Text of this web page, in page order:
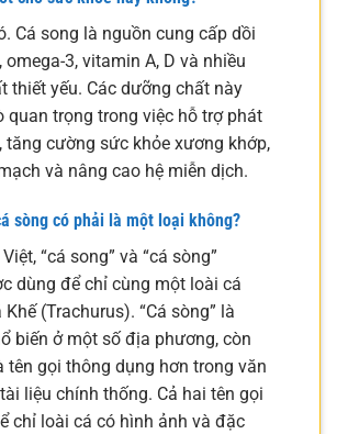
Cá song là nguồn cung cấp dồi
omega-3, vitamin A, D và nhiều
thiết yếu. Các dưỡng chất này
quan trọng trong việc hỗ trợ phát
tăng cường sức khỏe xương khớp,
và nâng cao hệ miễn dịch.
sòng có phải là một loại không?
“cá song” và “cá sòng”
dùng để chỉ cùng một loài cá
(Trachurus). “Cá sòng” là
biến ở một số địa phương, còn
tên gọi thông dụng hơn trong văn
liệu chính thống. Cả hai tên gọi
chỉ loài cá có hình ảnh và đặc